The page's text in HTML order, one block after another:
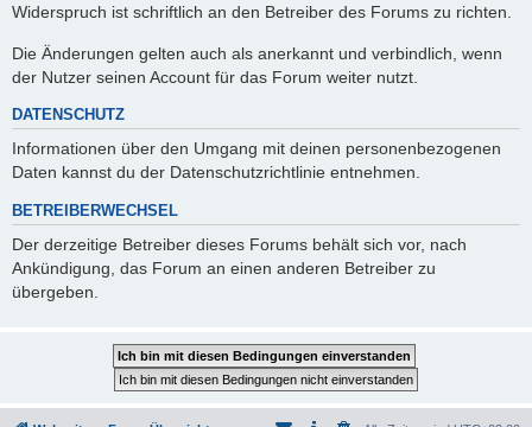
Widerspruch ist schriftlich an den Betreiber des Forums zu richten.
Die Änderungen gelten auch als anerkannt und verbindlich, wenn
der Nutzer seinen Account für das Forum weiter nutzt.
DATENSCHUTZ
Informationen über den Umgang mit deinen personenbezogenen
Daten kannst du der Datenschutzrichtlinie entnehmen.
BETREIBERWECHSEL
Der derzeitige Betreiber dieses Forums behält sich vor, nach
Ankündigung, das Forum an einen anderen Betreiber zu
übergeben.